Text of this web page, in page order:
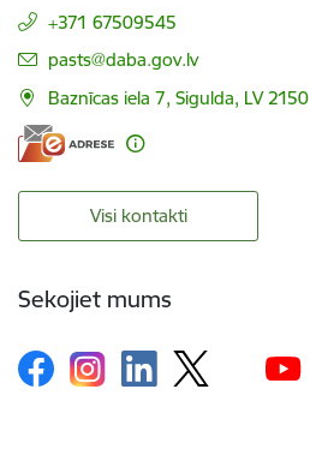
+371 67509545
E-pasts:
pasts@daba.gov.lv
Baznīcas iela 7, Sigulda, LV 2150
Visi kontakti
Sekojiet mums